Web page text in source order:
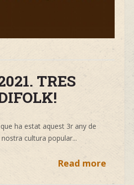
TRES
ha estat aquest 3r any de
cultura popular...
Read more